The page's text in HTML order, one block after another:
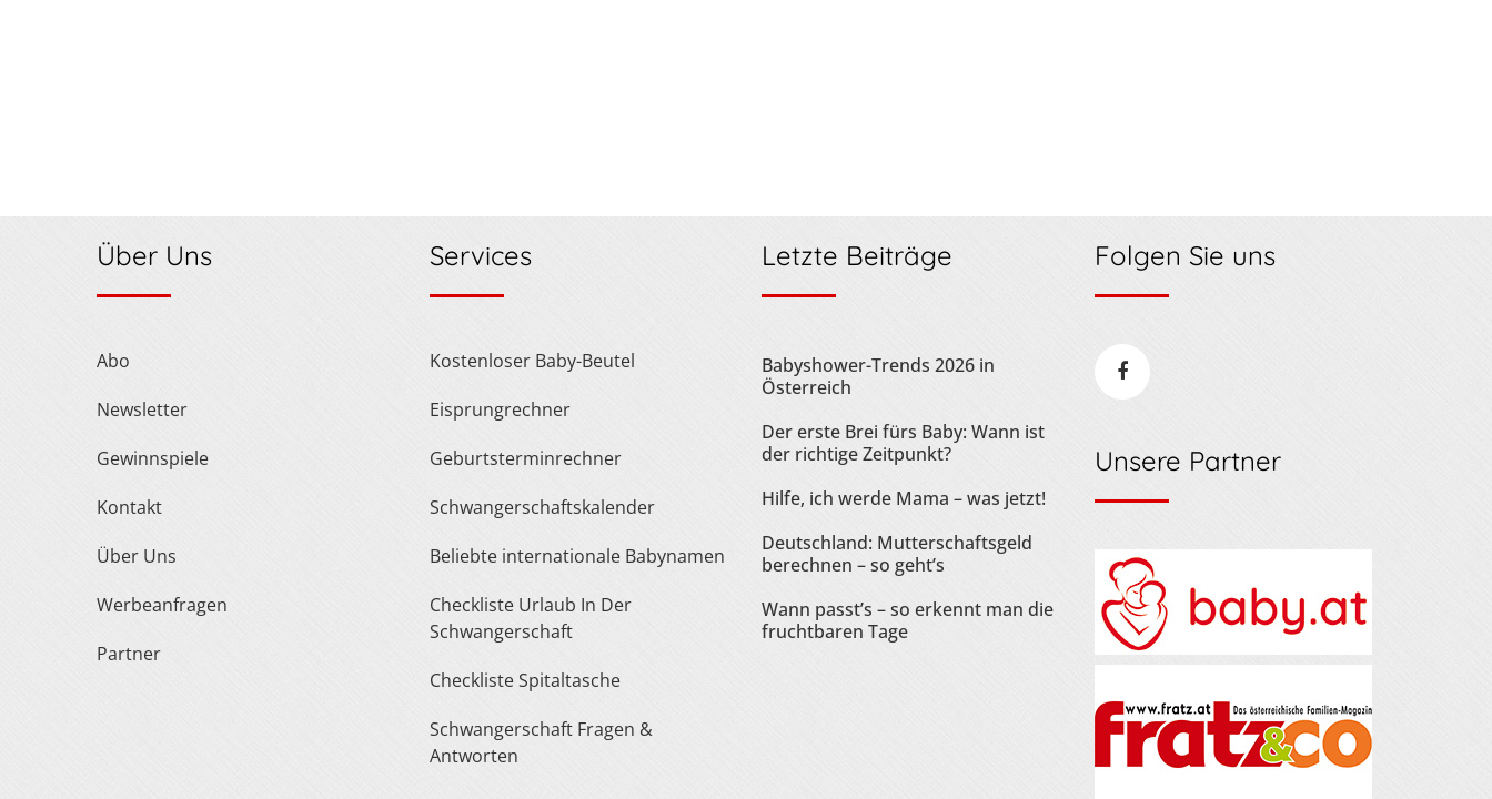
Über Uns
Abo
Newsletter
Gewinnspiele
Kontakt
Über Uns
Werbeanfragen
Partner
Services
Kostenloser Baby-Beutel
Eisprungrechner
Geburtsterminrechner
Schwangerschaftskalender
Beliebte internationale Babynamen
Checkliste Urlaub In Der
Schwangerschaft
Checkliste Spitaltasche
Schwangerschaft Fragen &
Antworten
Letzte Beiträge
Babyshower-Trends 2026 in
Österreich
Der erste Brei fürs Baby: Wann ist
der richtige Zeitpunkt?
Hilfe, ich werde Mama – was jetzt!
Deutschland: Mutterschaftsgeld
berechnen – so geht’s
Wann passt’s – so erkennt man die
fruchtbaren Tage
Folgen Sie uns
Unsere Partner